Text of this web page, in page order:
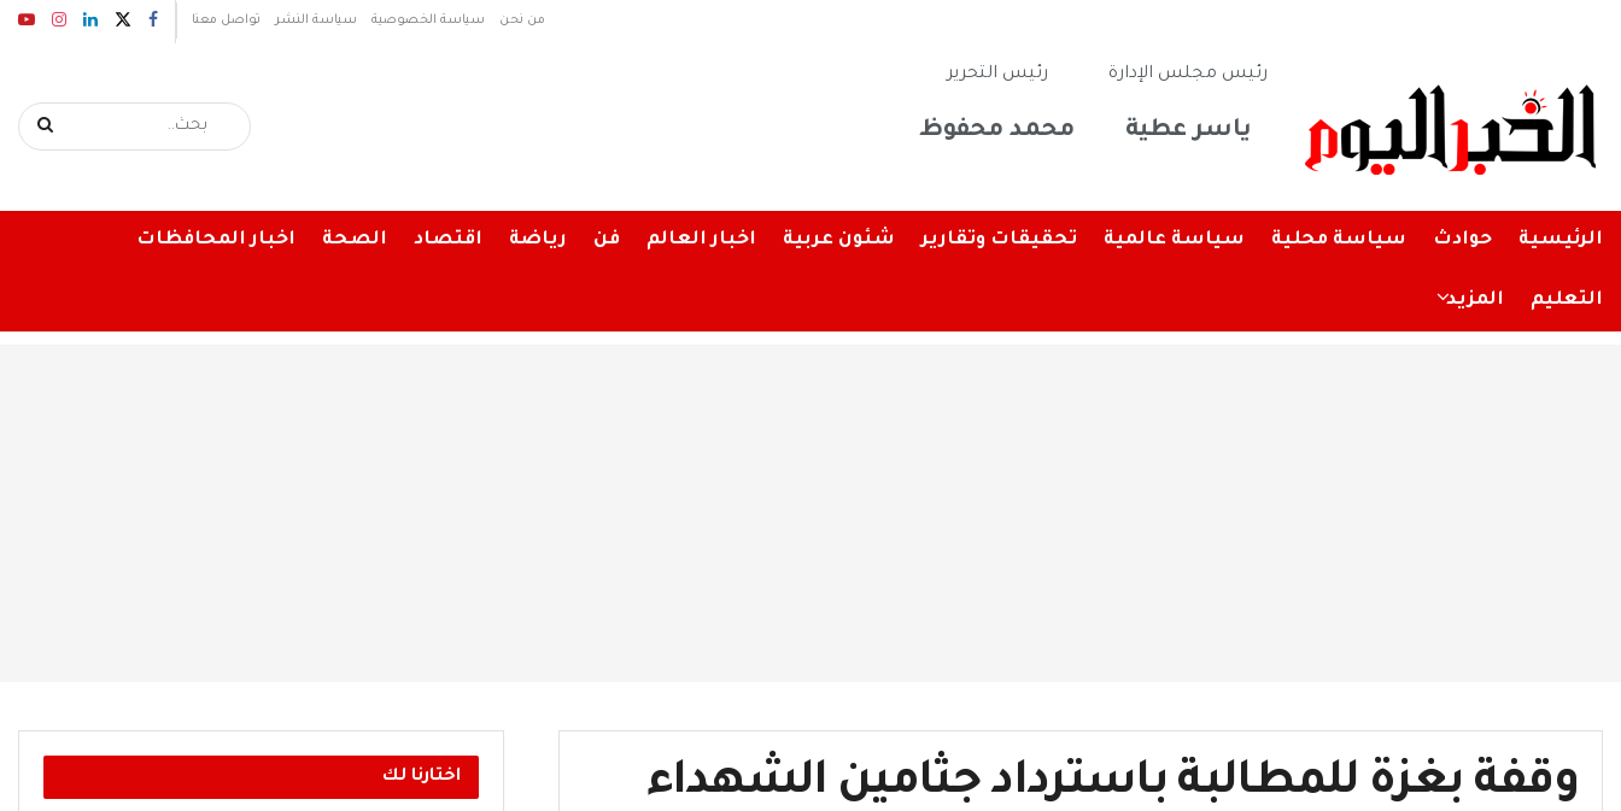
من نحن سياسة الخصوصية سياسة النشر تواصل معنا
رئيس مجلس الإدارة
ياسر عطية
رئيس التحرير
محمد محفوظ
الرئيسية حوادث سياسة محلية سياسة عالمية تحقيقات وتقارير شئون عربية اخبار العالم فن رياضة اقتصاد الصحة اخبار المحافظات
التعليم المزيد
وقفة بغزة للمطالبة باسترداد جثامين الشهداء
اختارنا لك